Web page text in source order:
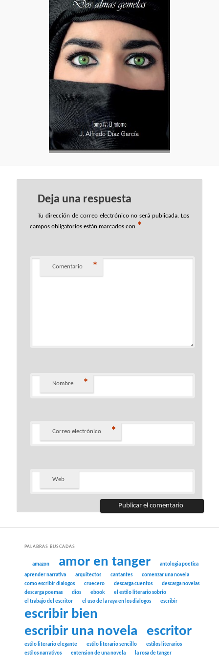
Deja una respuesta
Tu dirección de correo electrónico no será publicada. Los
campos obligatorios están marcados con *
Comentario *
Nombre *
Correo electrónico *
Web
PALABRAS BUSCADAS
amazon amor en tanger
antologia poetica
aprender narrativa
arquitectos cantantes
comenzar una novela
como escribir dialogos
cruecero descarga cuentos
descarga novelas
descarga poemas
dios ebook
el estilo literario sobrio
el trabajo del escritor
el uso de la raya en los dialogos escribir
escribir bien
escribir una novela
escritor
estilo literario elegante estilo literario sencillo
estilos literarios
estilos narrativos
extension de una novela la rosa de tanger